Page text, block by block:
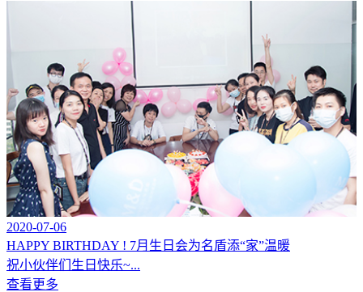
2020-07-06
HAPPY BIRTHDAY ! 7月生日会为名盾添“家”温暖
祝小伙伴们生日快乐~...
查看更多